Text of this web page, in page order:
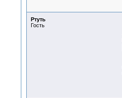
Ртуть
Гость